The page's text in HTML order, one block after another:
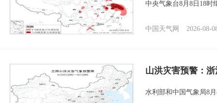
中央气象台8月8日18时
中国天气网 2026-08-
山洪灾害预警：
水利部和中国气象局8